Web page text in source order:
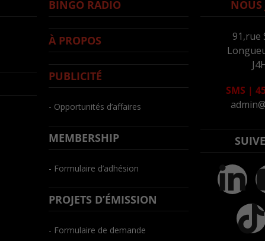
BINGO RADIO
À PROPOS
PUBLICITÉ
- Opportunités d’affaires
MEMBERSHIP
- Formulaire d’adhésion
PROJETS D’ÉMISSION
- Formulaire de demande
NOUS
91,rue
SMS |